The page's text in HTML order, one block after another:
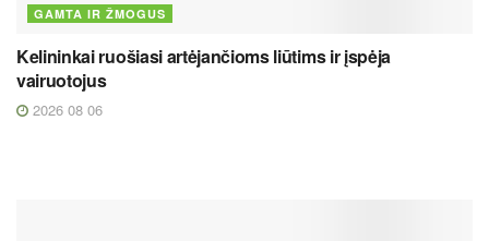
GAMTA IR ŽMOGUS
Kelininkai ruošiasi artėjančioms liūtims ir įspėja
vairuotojus
2026 08 06